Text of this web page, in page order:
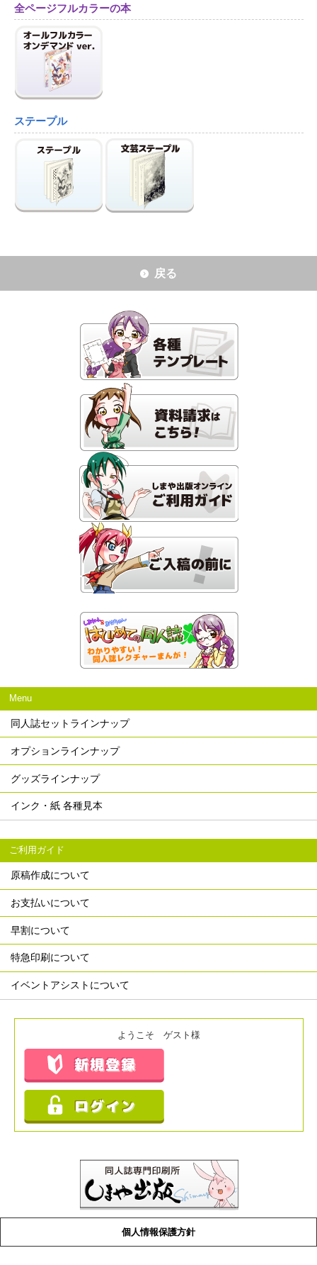
全ページフルカラーの本
ステープル
戻る
Menu
同人誌セットラインナップ
オプションラインナップ
グッズラインナップ
インク・紙 各種見本
ご利用ガイド
原稿作成について
お支払いについて
早割について
特急印刷について
イベントアシストについて
ようこそ ゲスト様
個人情報保護方針